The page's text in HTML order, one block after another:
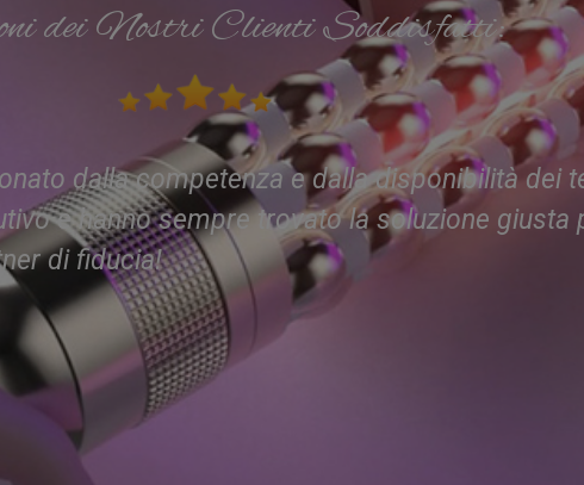
dei Nostri Clienti Soddisfatti:
dalla competenza e dalla disponibilità dei
e hanno sempre trovato la soluzione giusta
di fiducia!